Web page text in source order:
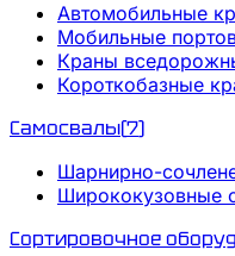
Автомобильные
Мобильные
Краны
Короткобазные
Самосвалы(7)
Шарнирно-
Ширококузовные
Сортировочное